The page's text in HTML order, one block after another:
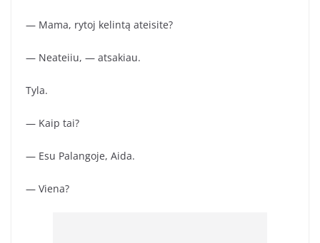
— Mama, rytoj kelintą ateisite?
— Neateiiu, — atsakiau.
Tyla.
— Kaip tai?
— Esu Palangoje, Aida.
— Viena?